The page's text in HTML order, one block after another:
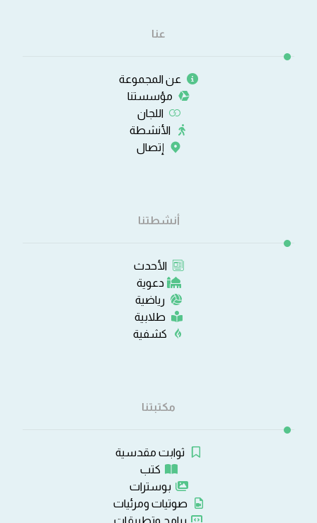
عنا
عن المجموعة
مؤسستنا
اللجان
الأنشطة
إتصال
أنشطتنا
الأحدث
دعوية
رياضية
طلابية
كشفية
مكتبتنا
ثوابت مقدسية
كتب
بوسترات
صوتيات ومرئيات
برامج وتطبيقات